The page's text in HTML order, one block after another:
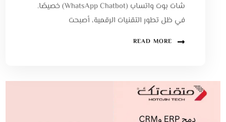
شات بوت واتساب (WhatsApp Chatbot) خصيصًا.
في ظل تطور التقنيات الرقمية، أصبحت
READ MORE